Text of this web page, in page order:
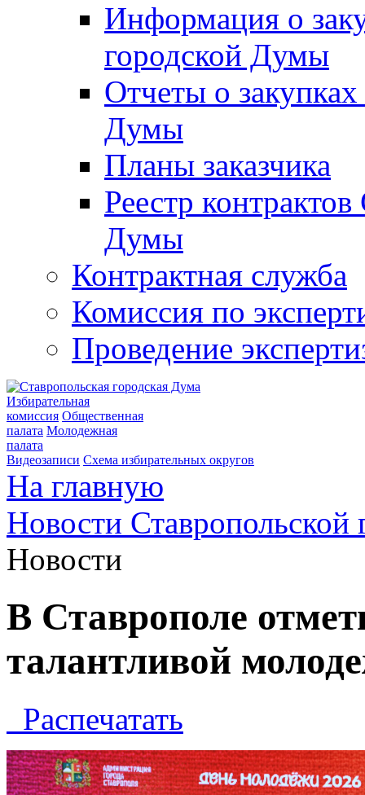
Информация о
городской Думы
Отчеты о
Думы
Планы заказчика
Реестр
Думы
Контрактная служба
Комиссия по
Проведение
Избирательная
комиссия Общественная
палата Молодежная
палата
Видеозаписи Схема избирательных округов
На главную
Новости
Новости
В Ставрополе
талантливой
Распечатать